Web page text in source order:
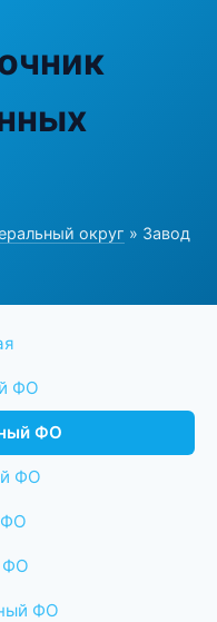
округ » Завод
ФО
ФО
ФО
ФО
ФО
ФО